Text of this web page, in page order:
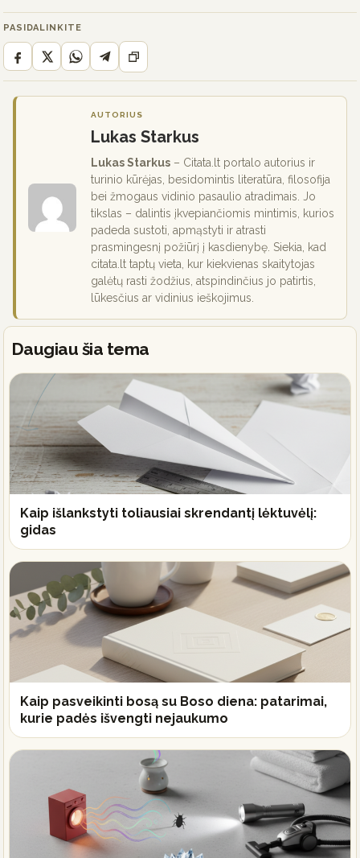
PASIDALINKITE
AUTORIUS
Lukas Starkus
Lukas Starkus – Citata.lt portalo autorius ir
turinio kūrėjas, besidomintis literatūra, filosofija
bei žmogaus vidinio pasaulio atradimais. Jo
tikslas – dalintis įkvepiančiomis mintimis, kurios
padeda sustoti, apmąstyti ir atrasti
prasmingesnį požiūrį į kasdienybę. Siekia, kad
citata.lt taptų vieta, kur kiekvienas skaitytojas
galėtų rasti žodžius, atspindinčius jo patirtis,
lūkesčius ar vidinius ieškojimus.
Daugiau šia tema
Kaip išlankstyti toliausiai skrendantį lėktuvėlį:
gidas
Kaip pasveikinti bosą su Boso diena: patarimai,
kurie padės išvengti nejaukumo